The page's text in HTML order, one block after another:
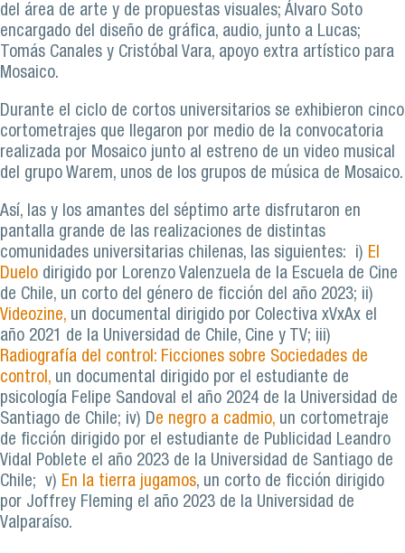
del área de arte y de propuestas visuales; Álvaro Soto
encargado del diseño de gráfica, audio, junto a Lucas;
Tomás Canales y Cristóbal Vara, apoyo extra artístico para
Mosaico.
Durante el ciclo de cortos universitarios se exhibieron cinco
cortometrajes que llegaron por medio de la convocatoria
realizada por Mosaico junto al estreno de un video musical
del grupo Warem, unos de los grupos de música de Mosaico.
Así, las y los amantes del séptimo arte disfrutaron en
pantalla grande de las realizaciones de distintas
comunidades universitarias chilenas, las siguientes: i) El
Duelo dirigido por Lorenzo Valenzuela de la Escuela de Cine
de Chile, un corto del género de ficción del año 2023; ii)
Videozine, un documental dirigido por Colectiva xVxAx el
año 2021 de la Universidad de Chile, Cine y TV; iii)
Radiografía del control: Ficciones sobre Sociedades de
control, un documental dirigido por el estudiante de
psicología Felipe Sandoval el año 2024 de la Universidad de
Santiago de Chile; iv) De negro a cadmio, un cortometraje
de ficción dirigido por el estudiante de Publicidad Leandro
Vidal Poblete el año 2023 de la Universidad de Santiago de
Chile; v) En la tierra jugamos, un corto de ficción dirigido
por Joffrey Fleming el año 2023 de la Universidad de
Valparaíso.